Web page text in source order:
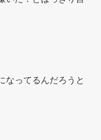
なってるんだろうと